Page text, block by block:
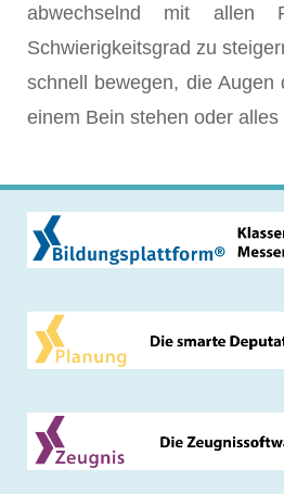
abwechselnd mit allen
Schwierigkeitsgrad zu
schnell bewegen, die Augen
einem Bein stehen oder alles